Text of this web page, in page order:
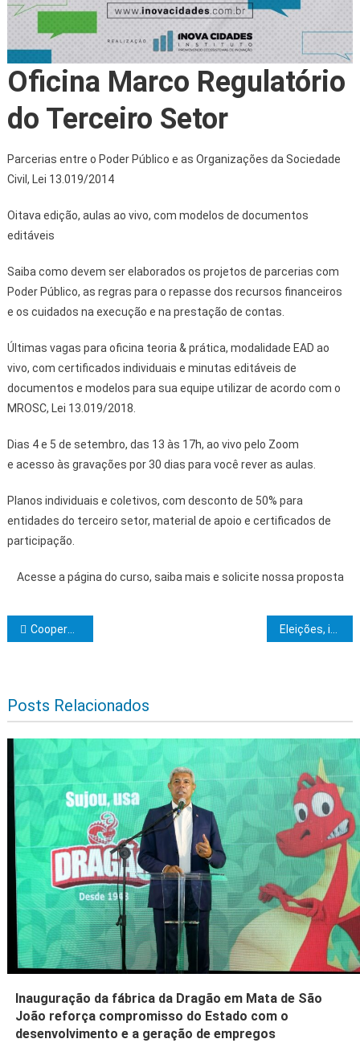
Oficina Marco Regulatório
do Terceiro Setor
Parcerias entre o Poder Público e as Organizações da Sociedade
Civil, Lei 13.019/2014
Oitava edição, aulas ao vivo, com modelos de documentos
editáveis
Saiba como devem ser elaborados os projetos de parcerias com
Poder Público, as regras para o repasse dos recursos financeiros
e os cuidados na execução e na prestação de contas.
Últimas vagas para oficina teoria & prática, modalidade EAD ao
vivo, com certificados individuais e minutas editáveis de
documentos e modelos para sua equipe utilizar de acordo com o
MROSC, Lei 13.019/2018.
Dias 4 e 5 de setembro, das 13 às 17h, ao vivo pelo Zoom
e acesso às gravações por 30 dias para você rever as aulas.
Planos individuais e coletivos, com desconto de 50% para
entidades do terceiro setor, material de apoio e certificados de
participação.
Acesse a página do curso, saiba mais e solicite nossa proposta
Navegação de Post
Cooperativa da agricultura familiar abre loja própria em Vitória da Conquista Eleições, incêndios e versões
Posts Relacionados
Inauguração da fábrica da Dragão em Mata de São
João reforça compromisso do Estado com o
desenvolvimento e a geração de empregos